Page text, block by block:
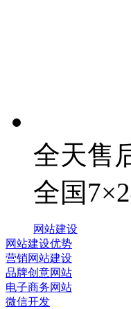
全天售
全国
网站建设
网站建设优势
营销网站建设
品牌创意网站
电子商务网站
微信开发